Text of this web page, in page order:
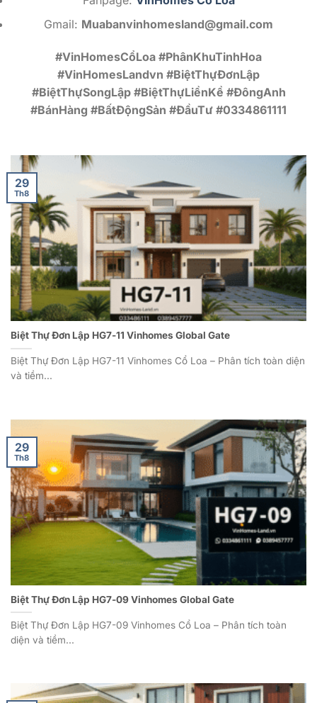
Gmail: Muabanvinhomesland@gmail.com
#VinHomesCổLoa #PhânKhuTinhHoa
#VinHomesLandvn #BiệtThựĐơnLập
#BiệtThựSongLập #BiệtThựLiềnKề #ĐôngAnh
#BánHàng #BấtĐộngSản #ĐầuTư #0334861111
Biệt Thự Đơn Lập HG7-11 Vinhomes Global Gate
Biệt Thự Đơn Lập HG7-11 Vinhomes Cổ Loa – Phân tích toàn diện
và tiềm...
29
Th8
Biệt Thự Đơn Lập HG7-09 Vinhomes Global Gate
Biệt Thự Đơn Lập HG7-09 Vinhomes Cổ Loa – Phân tích toàn
diện và tiềm...
29
Th8